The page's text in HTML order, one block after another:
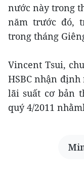
nước này trong
năm trước đó,
trong tháng
Vincent Tsui,
HSBC nhận
lãi suất cơ bản
quý 4/2011